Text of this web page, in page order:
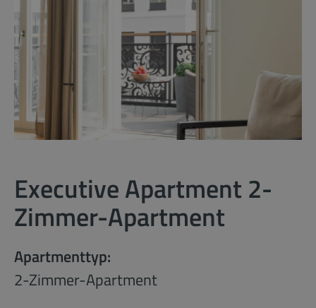
Executive Apartment 2-
Zimmer-Apartment
Apartmenttyp:
2-Zimmer-Apartment